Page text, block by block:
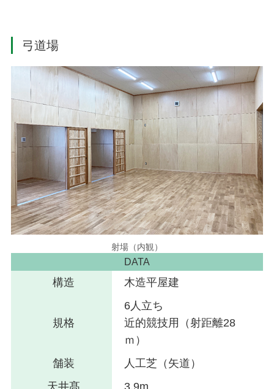
弓道場
射場（内観）
DATA
構造 木造平屋建
規格
6人立ち
近的競技用（射距離28
ｍ）
舗装
人工芝（矢道）